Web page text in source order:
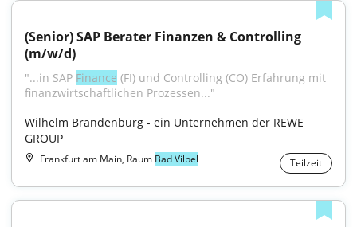
(Senior) SAP Berater Finanzen & Controlling
(m/w/d)
"...in SAP Finance (FI) und Controlling (CO) Erfahrung mit
finanzwirtschaftlichen Prozessen..."
Wilhelm Brandenburg - ein Unternehmen der REWE
GROUP
Frankfurt am Main, Raum Bad Vilbel Teilzeit